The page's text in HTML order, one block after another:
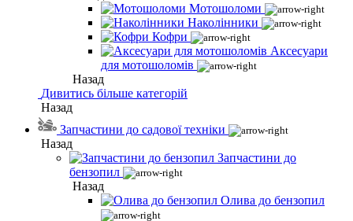
Мотошоломи
Наколінники
Кофри
Аксесуари
для мотошоломів
Назад
Дивитись більше категорій
Назад
Запчастини до садової техніки
Назад
Запчастини до
бензопил
Назад
Олива до бензопил